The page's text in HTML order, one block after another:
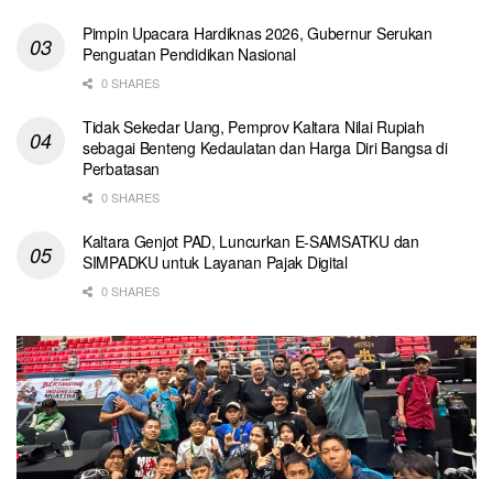
Pimpin Upacara Hardiknas 2026, Gubernur Serukan
Penguatan Pendidikan Nasional
0 SHARES
Tidak Sekedar Uang, Pemprov Kaltara Nilai Rupiah
sebagai Benteng Kedaulatan dan Harga Diri Bangsa di
Perbatasan
0 SHARES
Kaltara Genjot PAD, Luncurkan E-SAMSATKU dan
SIMPADKU untuk Layanan Pajak Digital
0 SHARES